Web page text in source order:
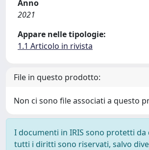
Anno
2021
Appare nelle tipologie:
1.1 Articolo in rivista
File in questo prodotto:
Non ci sono file associati a questo
I documenti in IRIS sono protetti
tutti i diritti sono riservati, salvo